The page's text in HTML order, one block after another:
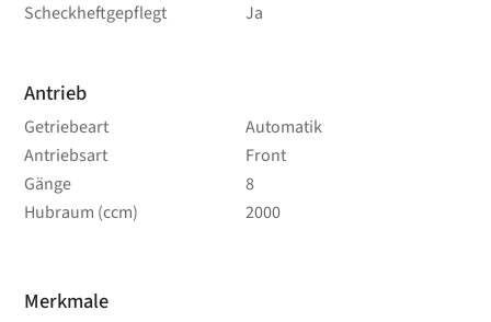
Scheckheftgepflegt
Ja
Antrieb
Getriebeart
Automatik
Antriebsart
Front
Gänge
8
Hubraum (ccm)
2000
Merkmale